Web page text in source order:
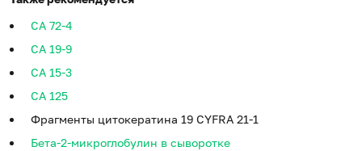
CA 72-4
CA 19-9
CA 15-3
CA 125
Фрагменты цитокератина 19 CYFRA 21-1
Бета-2-микроглобулин в сыворотке